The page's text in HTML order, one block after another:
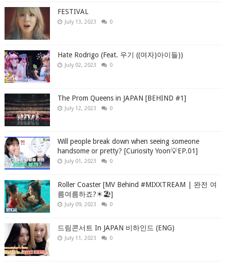
FESTIVAL
July 13, 2023 0
Hate Rodrigo (Feat. 우기 ((여자)아이들))
July 02, 2023 0
The Prom Queens in JAPAN [BEHIND #1]
July 12, 2023 0
Will people break down when seeing someone
handsome or pretty? [Curiosity Yoon💡EP.01]
July 01, 2023 0
Roller Coaster [MV Behind #MIXXTREAM | 완전 여
름여름하죠?☀🏖]
July 09, 2023 0
드림콘서트 In JAPAN 비하인드 (ENG)
July 11, 2023 0